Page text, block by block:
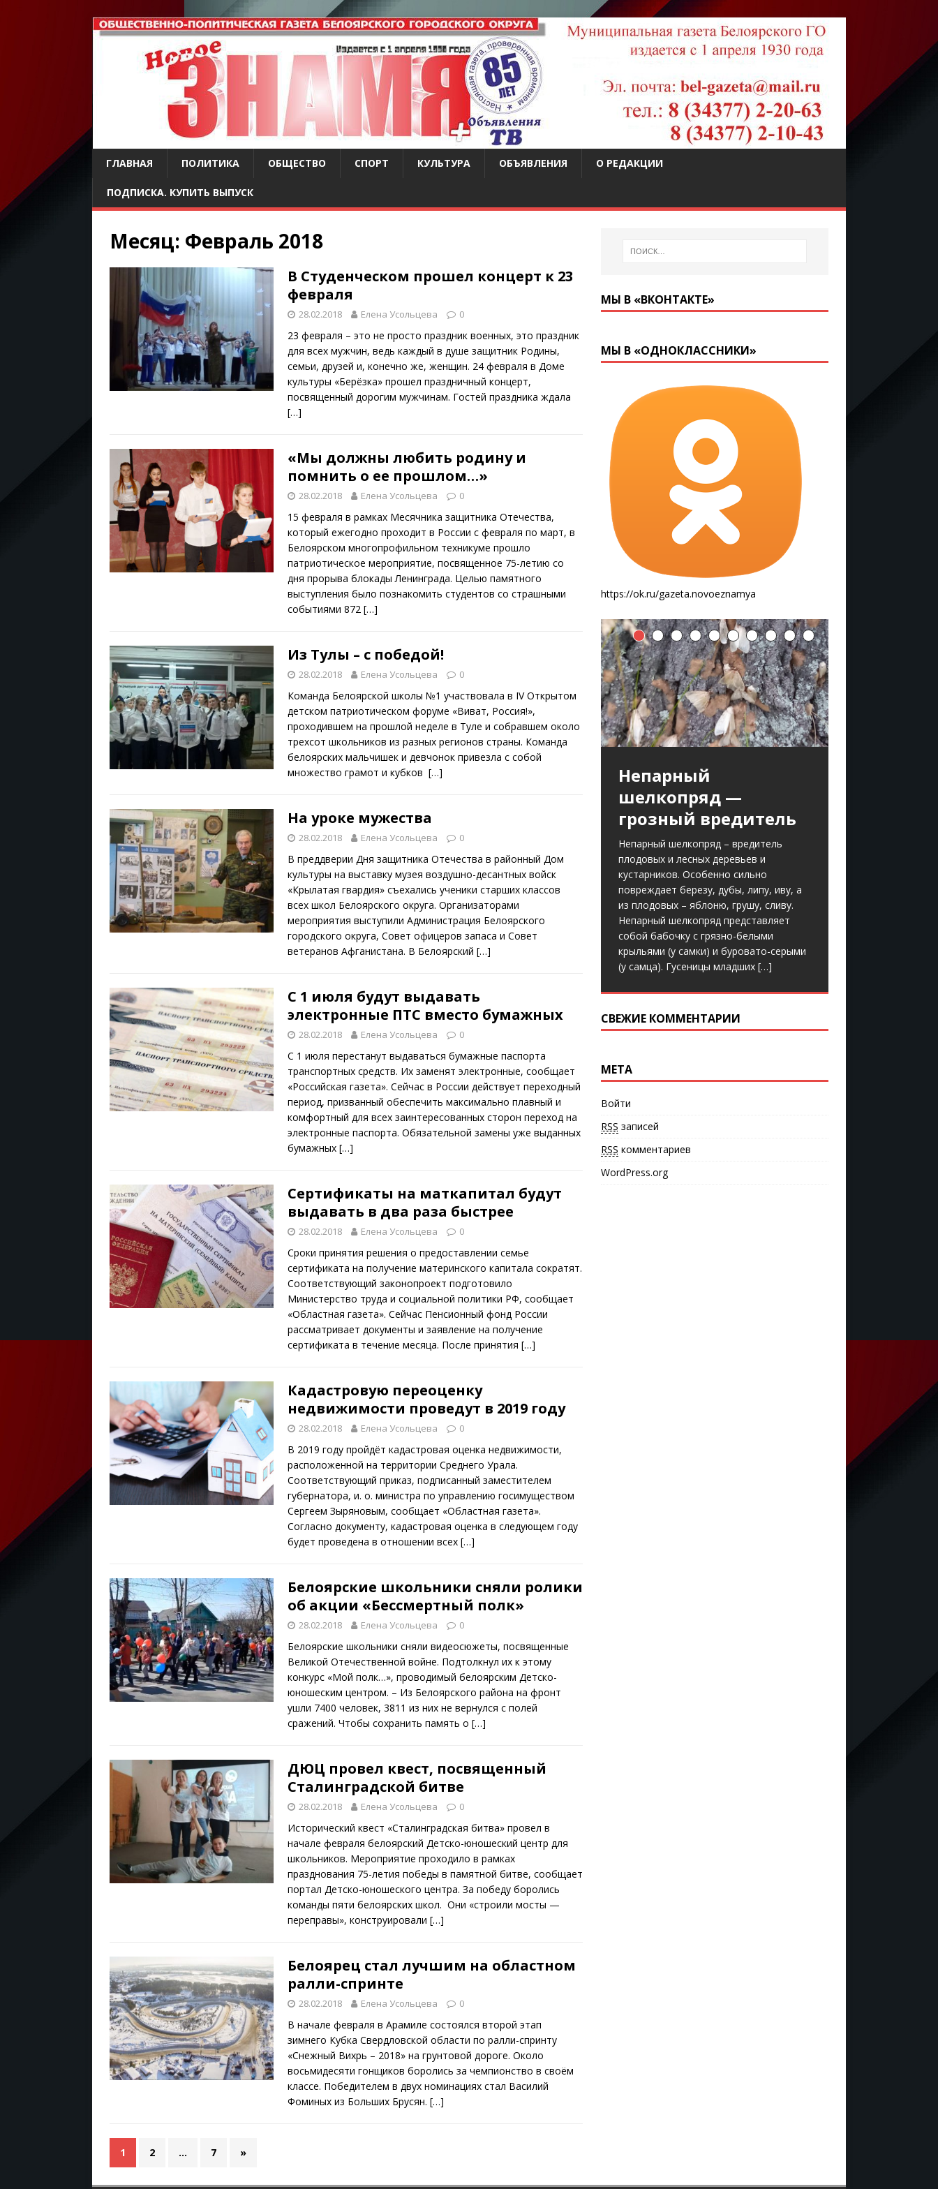
ГЛАВНАЯ ПОЛИТИКА ОБЩЕСТВО СПОРТ КУЛЬТУРА ОБЪЯВЛЕНИЯ О РЕДАКЦИИ
ПОДПИСКА. КУПИТЬ ВЫПУСК
Месяц: Февраль 2018
В Студенческом прошел концерт к 23
февраля
28.02.2018 Елена Усольцева 0
23 февраля – это не просто праздник военных, это праздник
для всех мужчин, ведь каждый в душе защитник Родины,
семьи, друзей и, конечно же, женщин. 24 февраля в Доме
культуры «Берёзка» прошел праздничный концерт,
посвященный дорогим мужчинам. Гостей праздника ждала
[…]
«Мы должны любить родину и
помнить о ее прошлом…»
28.02.2018 Елена Усольцева 0
15 февраля в рамках Месячника защитника Отечества,
который ежегодно проходит в России с февраля по март, в
Белоярском многопрофильном техникуме прошло
патриотическое мероприятие, посвященное 75-летию со
дня прорыва блокады Ленинграда. Целью памятного
выступления было познакомить студентов со страшными
событиями 872 […]
Из Тулы – с победой!
28.02.2018 Елена Усольцева 0
Команда Белоярской школы №1 участвовала в IV Открытом
детском патриотическом форуме «Виват, Россия!»,
проходившем на прошлой неделе в Туле и собравшем около
трехсот школьников из разных регионов страны. Команда
белоярских мальчишек и девчонок привезла с собой
множество грамот и кубков […]
На уроке мужества
28.02.2018 Елена Усольцева 0
В преддверии Дня защитника Отечества в районный Дом
культуры на выставку музея воздушно-десантных войск
«Крылатая гвардия» съехались ученики старших классов
всех школ Белоярского округа. Организаторами
мероприятия выступили Администрация Белоярского
городского округа, Совет офицеров запаса и Совет
ветеранов Афганистана. В Белоярский […]
С 1 июля будут выдавать
электронные ПТС вместо бумажных
28.02.2018 Елена Усольцева 0
С 1 июля перестанут выдаваться бумажные паспорта
транспортных средств. Их заменят электронные, сообщает
«Российская газета». Сейчас в России действует переходный
период, призванный обеспечить максимально плавный и
комфортный для всех заинтересованных сторон переход на
электронные паспорта. Обязательной замены уже выданных
бумажных […]
Сертификаты на маткапитал будут
выдавать в два раза быстрее
28.02.2018 Елена Усольцева 0
Сроки принятия решения о предоставлении семье
сертификата на получение материнского капитала сократят.
Соответствующий законопроект подготовило
Министерство труда и социальной политики РФ, сообщает
«Областная газета». Сейчас Пенсионный фонд России
рассматривает документы и заявление на получение
сертификата в течение месяца. После принятия […]
Кадастровую переоценку
недвижимости проведут в 2019 году
28.02.2018 Елена Усольцева 0
В 2019 году пройдёт кадастровая оценка недвижимости,
расположенной на территории Среднего Урала.
Соответствующий приказ, подписанный заместителем
губернатора, и. о. министра по управлению госимуществом
Сергеем Зыряновым, сообщает «Областная газета».
Согласно документу, кадастровая оценка в следующем году
будет проведена в отношении всех […]
Белоярские школьники сняли ролики
об акции «Бессмертный полк»
28.02.2018 Елена Усольцева 0
Белоярские школьники сняли видеосюжеты, посвященные
Великой Отечественной войне. Подтолкнул их к этому
конкурс «Мой полк…», проводимый белоярским Детско-
юношеским центром. – Из Белоярского района на фронт
ушли 7400 человек, 3811 из них не вернулся с полей
сражений. Чтобы сохранить память о […]
ДЮЦ провел квест, посвященный
Сталинградской битве
28.02.2018 Елена Усольцева 0
Исторический квест «Сталинградская битва» провел в
начале февраля белоярский Детско-юношеский центр для
школьников. Мероприятие проходило в рамках
празднования 75-летия победы в памятной битве, сообщает
портал Детско-юношеского центра. За победу боролись
команды пяти белоярских школ. Они «строили мосты —
переправы», конструировали […]
Белоярец стал лучшим на областном
ралли-спринте
28.02.2018 Елена Усольцева 0
В начале февраля в Арамиле состоялся второй этап
зимнего Кубка Свердловской области по ралли-спринту
«Снежный Вихрь – 2018» на грунтовой дороге. Около
восьмидесяти гонщиков боролись за чемпионство в своём
классе. Победителем в двух номинациях стал Василий
Фоминых из Больших Брусян. […]
1 2 … 7 »
МЫ В «ВКОНТАКТЕ»
МЫ В «ОДНОКЛАССНИКИ»
https://ok.ru/gazeta.novoeznamya
Непарный
шелкопряд —
грозный вредитель
Непарный шелкопряд – вредитель
плодовых и лесных деревьев и
кустарников. Особенно сильно
повреждает березу, дубы, липу, иву, а
из плодовых – яблоню, грушу, сливу.
Непарный шелкопряд представляет
собой бабочку с грязно-белыми
крыльями (у самки) и буровато-серыми
(у самца). Гусеницы младших […]
СВЕЖИЕ КОММЕНТАРИИ
МЕТА
Войти
RSS записей
RSS комментариев
WordPress.org